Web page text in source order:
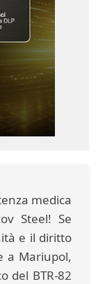
medica
Steel! Se
e il diritto
a Mariupol,
del BTR-82